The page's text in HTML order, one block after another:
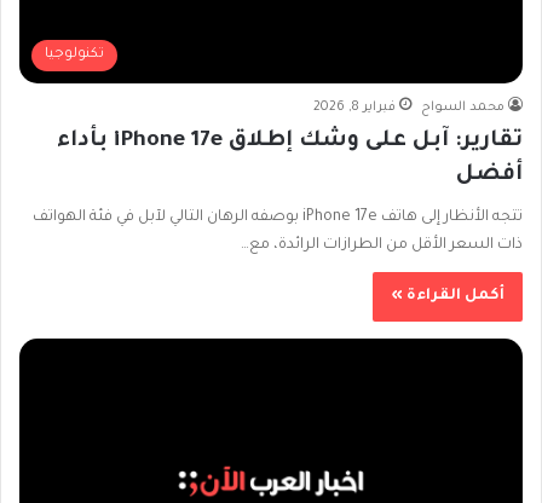
تكنولوجيا
محمد السواح فبراير 8, 2026
تقارير: آبل على وشك إطلاق iPhone 17e بأداء
أفضل
تتجه الأنظار إلى هاتف iPhone 17e بوصفه الرهان التالي لآبل في فئة الهواتف
ذات السعر الأقل من الطرازات الرائدة، مع…
أكمل القراءة »